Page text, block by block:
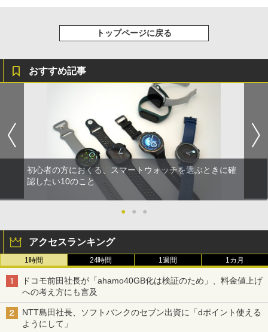
トップページに戻る
おすすめ記事
初心者の方におくる、スマートウォッチを選ぶときに確
認したい10のこと
● ● ●
アクセスランキング
1時間 24時間 1週間 1カ月
ドコモ前田社長が「ahamo40GB化は検証のため」、料金値上げ
への考え方にも言及
NTT島田社長、ソフトバンクのセブン出資に「dポイント使える
ようにして」